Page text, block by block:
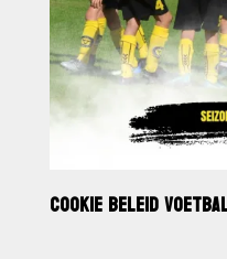
COOKIE BELEID